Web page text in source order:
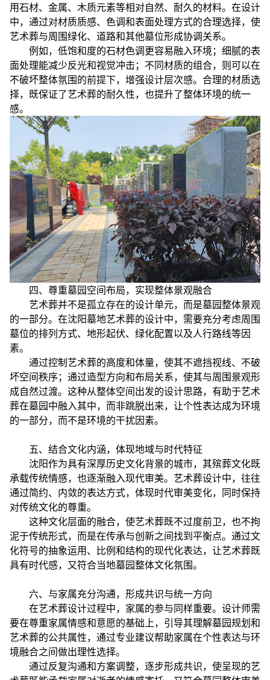
用石材、金属、木质元素等相对自然、耐久的材料。在设计
中，通过对材质质感、色调和表面处理方式的合理选择，使
艺术葬与周围绿化、道路和其他墓位形成协调关系。
例如，低饱和度的石材色调更容易融入环境；细腻的表
面处理能减少反光和视觉冲击；不同材质的组合，则可以在
不破坏整体氛围的前提下，增强设计层次感。合理的材质选
择，既保证了艺术葬的耐久性，也提升了整体环境的统一
感。
四、尊重墓园空间布局，实现整体景观融合
艺术葬并不是孤立存在的设计单元，而是墓园整体景观
的一部分。在沈阳墓地艺术葬的设计中，需要充分考虑周围
墓位的排列方式、地形起伏、绿化配置以及人行路线等因
素。
通过控制艺术葬的高度和体量，使其不遮挡视线、不破
坏空间秩序；通过造型方向和布局关系，使其与周围景观形
成自然过渡。这种从整体空间出发的设计思路，有助于艺术
葬在墓园中融入其中，而非跳脱出来，让个性表达成为环境
的一部分，而不是环境的干扰因素。
五、结合文化内涵，体现地域与时代特征
沈阳作为具有深厚历史文化背景的城市，其殡葬文化既
承载传统情感，也逐渐融入现代审美。艺术葬设计中，往往
通过简约、内敛的表达方式，体现时代审美变化，同时保持
对传统文化的尊重。
这种文化层面的融合，使艺术葬既不过度前卫，也不拘
泥于传统形式，而是在传承与创新之间找到平衡点。通过文
化符号的抽象运用、比例和结构的现代化表达，让艺术葬既
具有时代感，又符合当地墓园整体文化氛围。
六、与家属充分沟通，形成共识与统一方向
在艺术葬设计过程中，家属的参与同样重要。设计师需
要在尊重家属情感和意愿的基础上，引导其理解墓园规划和
艺术葬的公共属性，通过专业建议帮助家属在个性表达与环
境融合之间做出理性选择。
通过反复沟通和方案调整，逐步形成共识，使呈现的艺